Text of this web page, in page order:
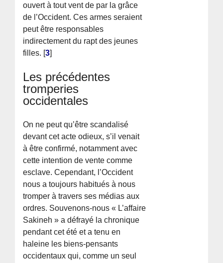
ouvert à tout vent de par la grâce
de l’Occident. Ces armes seraient
peut être responsables
indirectement du rapt des jeunes
filles. [3]
Les précédentes
tromperies
occidentales
On ne peut qu’être scandalisé
devant cet acte odieux, s’il venait
à être confirmé, notamment avec
cette intention de vente comme
esclave. Cependant, l’Occident
nous a toujours habitués à nous
tromper à travers ses médias aux
ordres. Souvenons-nous « L’affaire
Sakineh » a défrayé la chronique
pendant cet été et a tenu en
haleine les biens-pensants
occidentaux qui, comme un seul